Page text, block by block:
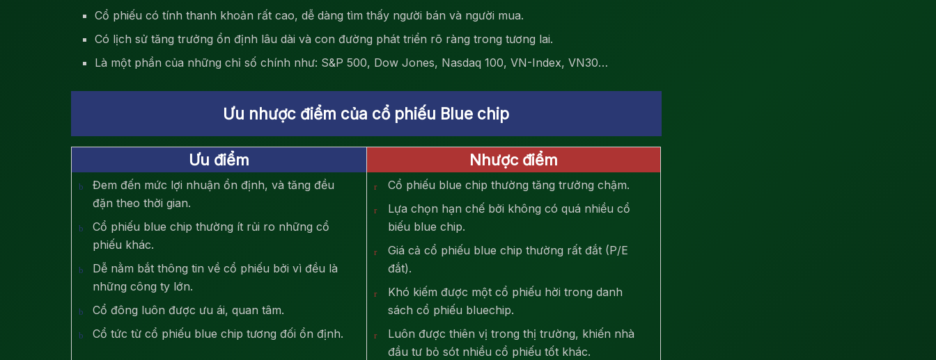
Cổ phiếu có tính thanh khoản rất cao, dễ dàng tìm thấy người bán và người mua.
Có lịch sử tăng trưởng ổn định lâu dài và con đường phát triển rõ ràng trong tương lai.
Là một phần của những chỉ số chính như: S&P 500, Dow Jones, Nasdaq 100, VN-Index, VN30…
Ưu nhược điểm của cổ phiếu Blue chip
Ưu điểm
Đem đến mức lợi nhuận ổn định, và tăng đều
đặn theo thời gian.
Cổ phiếu blue chip thường ít rủi ro những cổ
phiếu khác.
Dễ nằm bắt thông tin về cổ phiếu bởi vì đều là
những công ty lớn.
Cổ đông luôn được ưu ái, quan tâm.
Cổ tức từ cổ phiếu blue chip tương đối ổn định.
Nhược điểm
Cổ phiếu blue chip thường tăng trưởng chậm.
Lựa chọn hạn chế bởi không có quá nhiều cổ
biếu blue chip.
Giá cả cổ phiếu blue chip thường rất đắt (P/E
đắt).
Khó kiếm được một cổ phiếu hời trong danh
sách cổ phiếu bluechip.
Luôn được thiên vị trong thị trường, khiến nhà
đầu tư bỏ sót nhiều cổ phiếu tốt khác.